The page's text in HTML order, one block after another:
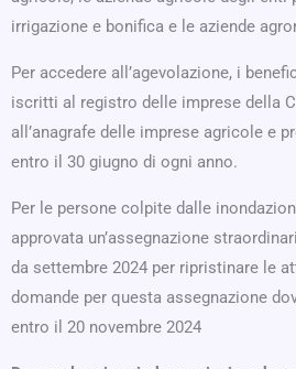
irrigazione e bonifica e le aziende
Per accedere all’agevolazione, i
iscritti al registro delle imprese della
all’anagrafe delle imprese agricole e
entro il 30 giugno di ogni anno.
Per le persone colpite dalle
approvata un’assegnazione
da settembre 2024 per ripristinare le
domande per questa assegnazione
entro il 20 novembre 2024